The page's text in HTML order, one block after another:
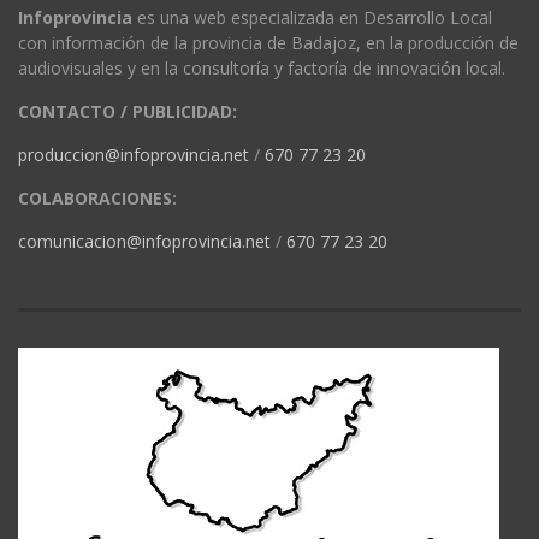
Infoprovincia es una web especializada en Desarrollo Local
con información de la provincia de Badajoz, en la producción de
audiovisuales y en la consultoría y factoría de innovación local.
CONTACTO / PUBLICIDAD:
produccion@infoprovincia.net / 670 77 23 20
COLABORACIONES:
comunicacion@infoprovincia.net / 670 77 23 20